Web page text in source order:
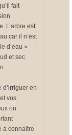
fait
L’arbre est
car il n’est
d’eau »
et sec
d’irriguer en
vos
ou
à connaître